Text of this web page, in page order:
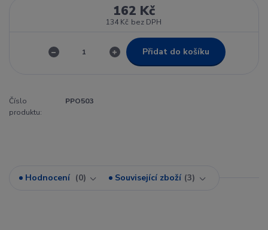
162 Kč
134 Kč bez DPH
Přidat do košíku
Číslo
produktu:
PPO503
Hodnocení 0 Související zboží 3